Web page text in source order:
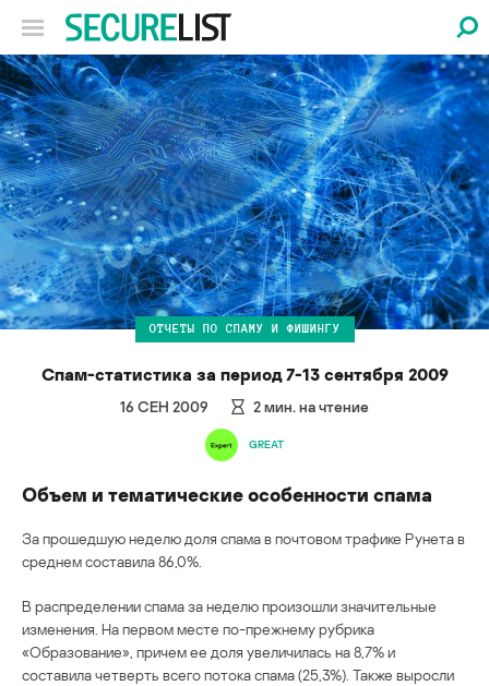
ОТЧЕТЫ ПО СПАМУ И ФИШИНГУ
Спам-статистика за период 7-13 сентября 2009
16 СЕН 2009 2мин. на чтение
GREAT
Объем и тематические особенности спама
За прошедшую неделю доля спама в почтовом трафике Рунета в
среднем составила 86,0%.
В распределении спама за неделю произошли значительные
изменения. На первом месте по-прежнему рубрика
«Образование», причем ее доля увеличилась на 8,7% и
составила четверть всего потока спама (25,3%). Также выросли